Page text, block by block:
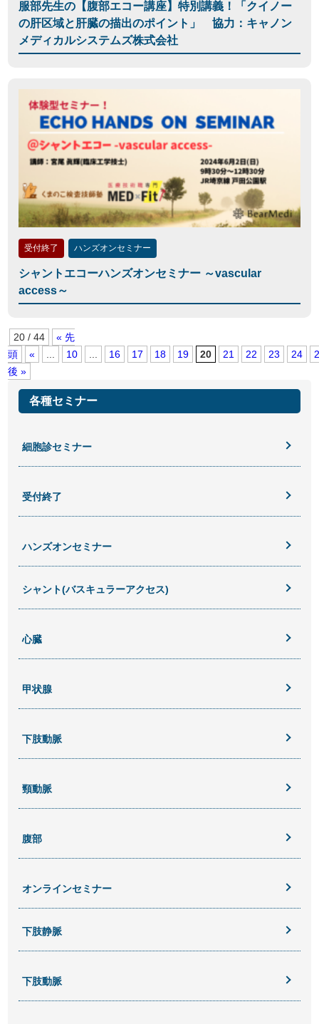
服部先生の【腹部エコー講座】特別講義！「クイノー
の肝区域と肝臓の描出のポイント」 協力：キャノン
メディカルシステムズ株式会社
受付終了 ハンズオンセミナー
シャントエコーハンズオンセミナー ～vascular
access～
20 / 44
« 先
頭
« ... 10 ... 16 17 18 19 20 21 22 23 24
後 »
各種セミナー
細胞診セミナー
受付終了
ハンズオンセミナー
シャント(バスキュラーアクセス)
心臓
甲状腺
下肢動脈
頸動脈
腹部
オンラインセミナー
下肢静脈
下肢動脈